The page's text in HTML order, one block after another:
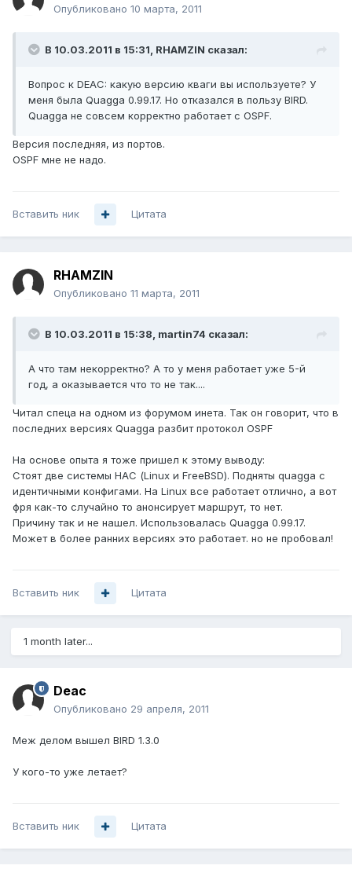
Опубликовано 10 марта, 2011
В 10.03.2011 в 15:31, RHAMZIN сказал:
Вопрос к DEAC: какую версию кваги вы используете? У
меня была Quagga 0.99.17. Но отказался в пользу BIRD.
Quagga не совсем корректно работает с OSPF.
Версия последняя, из портов.
OSPF мне не надо.
Вставить ник Цитата
RHAMZIN
Опубликовано 11 марта, 2011
В 10.03.2011 в 15:38, martin74 сказал:
А что там некорректно? А то у меня работает уже 5-й
год, а оказывается что то не так....
Читал спеца на одном из форумом инета. Так он говорит, что в
последних версиях Quagga разбит протокол OSPF
На основе опыта я тоже пришел к этому выводу:
Стоят две системы НАС (Linux и FreeBSD). Подняты quagga c
идентичными конфигами. На Linux все работает отлично, а вот
фря как-то случайно то анонсирует маршрут, то нет.
Причину так и не нашел. Использовалась Quagga 0.99.17.
Может в более ранних версиях это работает. но не пробовал!
Вставить ник Цитата
1 month later...
Deac
Опубликовано 29 апреля, 2011
Меж делом вышел BIRD 1.3.0
У кого-то уже летает?
Вставить ник Цитата